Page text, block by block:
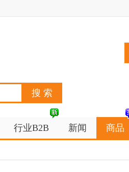
行业B2B 新闻 商品